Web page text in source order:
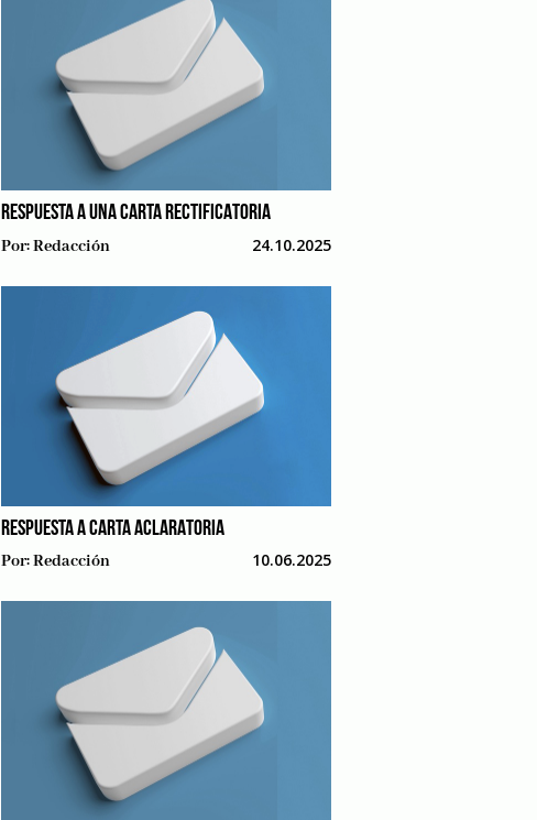
RESPUESTA A UNA CARTA RECTIFICATORIA
Por:Redacción 24.10.2025
RESPUESTA A CARTA ACLARATORIA
Por:Redacción 10.06.2025